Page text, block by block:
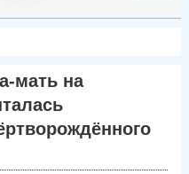
мать на